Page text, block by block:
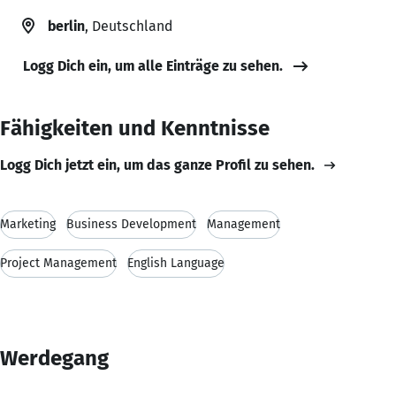
berlin, Deutschland
Logg Dich ein, um alle Einträge zu sehen.
Fähigkeiten und Kenntnisse
Logg Dich jetzt ein, um das ganze Profil zu sehen.
Marketing Business Development Management
Project Management English Language
Werdegang